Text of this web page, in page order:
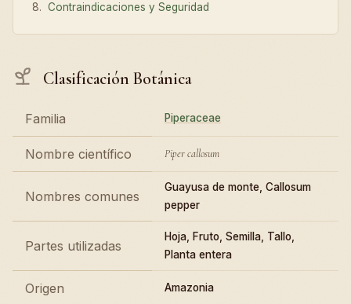
Contraindicaciones y Seguridad
Clasificación Botánica
Familia Piperaceae
Nombre científico Piper callosum
Nombres comunes
Guayusa de monte, Callosum
pepper
Partes utilizadas
Hoja, Fruto, Semilla, Tallo,
Planta entera
Origen Amazonia